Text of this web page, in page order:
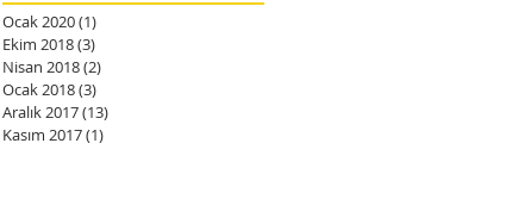
Ocak 2020(1)
Ekim 2018(3)
Nisan 2018(2)
Ocak 2018(3)
Aralık 2017(13)
Kasım 2017(1)